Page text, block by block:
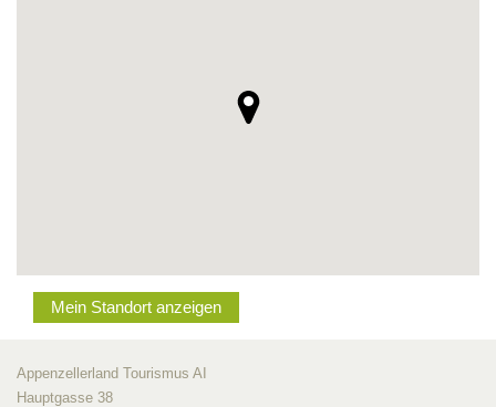
Mein Standort anzeigen
Appenzellerland Tourismus AI
Hauptgasse 38